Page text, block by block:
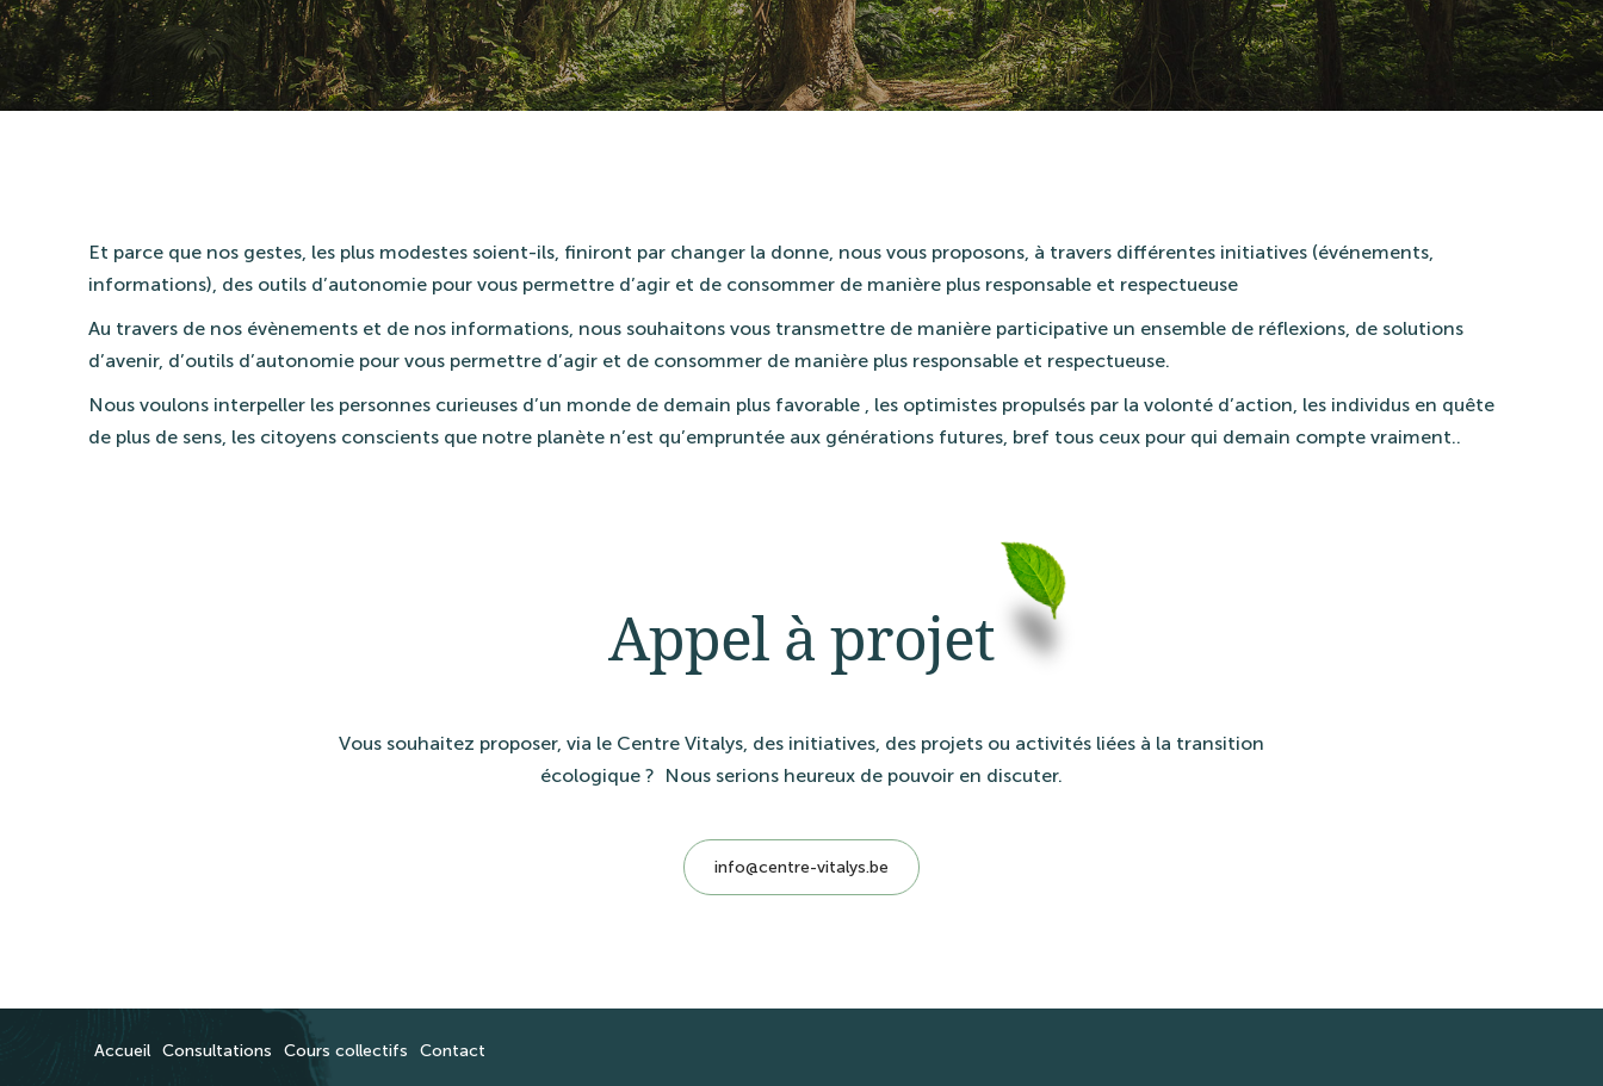
Et parce que nos gestes, les plus modestes soient-ils, finiront par changer la donne, nous vous proposons, à travers différentes initiatives (événements,
informations), des outils d’autonomie pour vous permettre d’agir et de consommer de manière plus responsable et respectueuse
Au travers de nos évènements et de nos informations, nous souhaitons vous transmettre de manière participative un ensemble de réflexions, de solutions
d’avenir, d’outils d’autonomie pour vous permettre d’agir et de consommer de manière plus responsable et respectueuse.
Nous voulons interpeller les personnes curieuses d’un monde de demain plus favorable , les optimistes propulsés par la volonté d’action, les individus en quête
de plus de sens, les citoyens conscients que notre planète n’est qu’empruntée aux générations futures, bref tous ceux pour qui demain compte vraiment..
Appel à projet
Vous souhaitez proposer, via le Centre Vitalys, des initiatives, des projets ou activités liées à la transition
écologique ? Nous serions heureux de pouvoir en discuter.
info@centre-vitalys.be
Accueil Consultations Cours collectifs Contact